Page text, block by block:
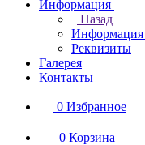
Информация
Назад
Информация
Реквизиты
Галерея
Контакты
0 Избранное
0 Корзина